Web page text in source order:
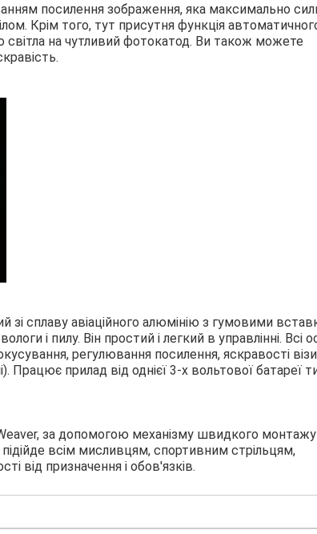
посилення зображення, яка максимально
Крім того, тут присутня функція
світла на чутливий фотокатод. Ви також можете
зі сплаву авіаційного алюмінію з гумовими
і пилу. Він простий і легкий в управлінні. Всі
регулювання посилення, яскравості
Працює прилад від однієї 3-х вольтової батареї
за допомогою механізму швидкого монтажу
всім мисливцям, спортивним стрільцям,
від призначення і обов'язків.